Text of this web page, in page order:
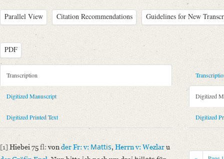
Parallel View Citation Recommendations Guidelines for New
PDF
Metadata Concerning Header
Sender: Henriette von Arnstein
Recipient: August Wilhelm von Schlegel
Place of Dispatch: Wien
Place of Destination: Wien
Notations: Datum sowie Abende- und Empfangsort erschlossen. –
Transcription
Digitized Manuscript
Digitized Printed Text
[1] Hiebei 75fl:vonder Fr: v: Mattis, Herrn v: Wezlaru
Digitized
Digitized